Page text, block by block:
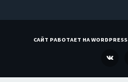
САЙТ РАБОТАЕТ НА WORDPRESS